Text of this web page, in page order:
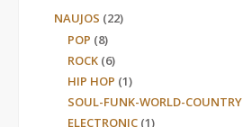
NAUJOS (22)
POP (8)
ROCK (6)
HIP HOP (1)
SOUL-FUNK-WORLD-COUNTRY
ELECTRONIC (1)